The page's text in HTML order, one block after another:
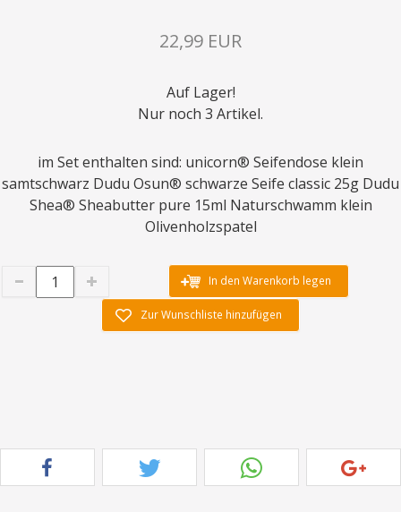
22,99 EUR
Auf Lager!
Nur noch 3 Artikel.
im Set enthalten sind: unicorn® Seifendose klein
samtschwarz Dudu Osun® schwarze Seife classic 25g Dudu
Shea® Sheabutter pure 15ml Naturschwamm klein
Olivenholzspatel
In den Warenkorb legen
Zur Wunschliste hinzufügen